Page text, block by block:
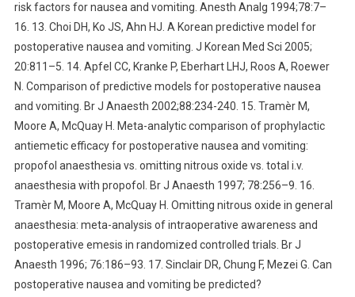
risk factors for nausea and vomiting. Anesth Analg 1994;78:7–
16. 13. Choi DH, Ko JS, Ahn HJ. A Korean predictive model for
postoperative nausea and vomiting. J Korean Med Sci 2005;
20:811–5. 14. Apfel CC, Kranke P, Eberhart LHJ, Roos A, Roewer
N. Comparison of predictive models for postoperative nausea
and vomiting. Br J Anaesth 2002;88:234-240. 15. Tramèr M,
Moore A, McQuay H. Meta-analytic comparison of prophylactic
antiemetic efficacy for postoperative nausea and vomiting:
propofol anaesthesia vs. omitting nitrous oxide vs. total i.v.
anaesthesia with propofol. Br J Anaesth 1997; 78:256–9. 16.
Tramèr M, Moore A, McQuay H. Omitting nitrous oxide in general
anaesthesia: meta-analysis of intraoperative awareness and
postoperative emesis in randomized controlled trials. Br J
Anaesth 1996; 76:186–93. 17. Sinclair DR, Chung F, Mezei G. Can
postoperative nausea and vomiting be predicted?